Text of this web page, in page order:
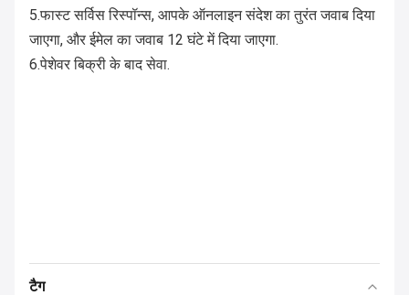
5.फास्ट सर्विस रिस्पॉन्स, आपके ऑनलाइन संदेश का तुरंत जवाब दिया
जाएगा, और ईमेल का जवाब 12 घंटे में दिया जाएगा.
6.पेशेवर बिक्री के बाद सेवा.
टैग